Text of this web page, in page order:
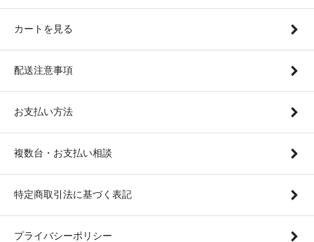
カートを見る
配送注意事項
お支払い方法
複数台・お支払い相談
特定商取引法に基づく表記
プライバシーポリシー